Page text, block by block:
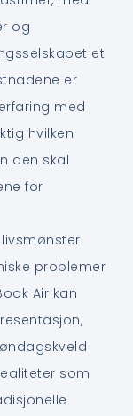
og
et
er
med
hvilken
den skal
for
problemer
Air kan
som